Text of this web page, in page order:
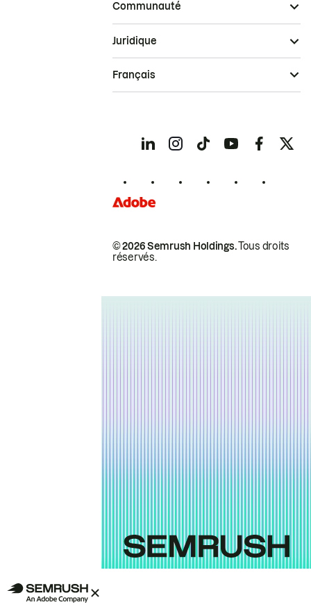
Communauté
© 2026 Semrush Holdings.Tous droits
réservés.
Juridique
Français